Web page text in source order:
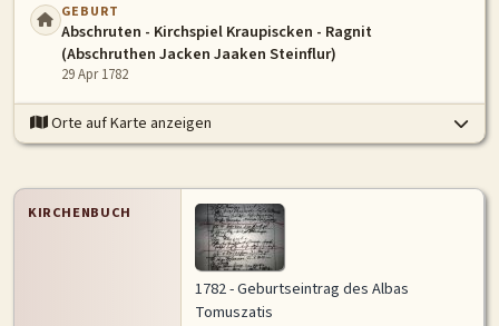
GEBURT
Abschruten - Kirchspiel Kraupiscken - Ragnit
(Abschruthen Jacken Jaaken Steinflur)
29 Apr 1782
Orte auf Karte anzeigen
KIRCHENBUCH
1782 - Geburtseintrag des Albas
Tomuszatis